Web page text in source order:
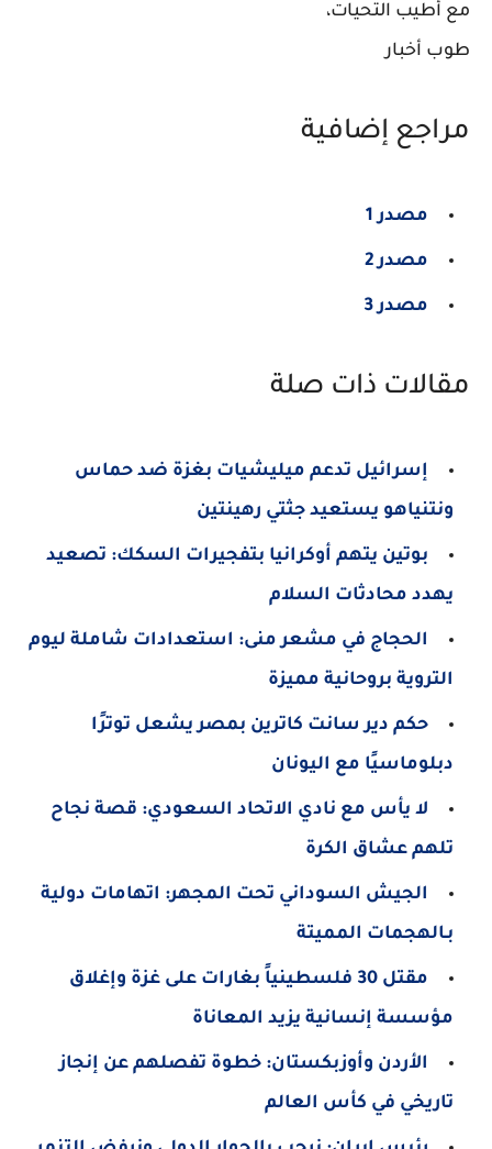
مع أطيب التحيات،
طوب أخبار
مراجع إضافية
مصدر 1
مصدر 2
مصدر 3
مقالات ذات صلة
إسرائيل تدعم ميليشيات بغزة ضد حماس
ونتنياهو يستعيد جثتي رهينتين
بوتين يتهم أوكرانيا بتفجيرات السكك: تصعيد
يهدد محادثات السلام
الحجاج في مشعر منى: استعدادات شاملة ليوم
التروية بروحانية مميزة
حكم دير سانت كاترين بمصر يشعل توترًا
دبلوماسيًا مع اليونان
لا يأس مع نادي الاتحاد السعودي: قصة نجاح
تلهم عشاق الكرة
الجيش السوداني تحت المجهر: اتهامات دولية
بـالهجمات المميتة
مقتل 30 فلسطينياً بغارات على غزة وإغلاق
مؤسسة إنسانية يزيد المعاناة
الأردن وأوزبكستان: خطوة تفصلهم عن إنجاز
تاريخي في كأس العالم